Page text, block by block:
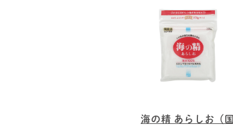
海の精 あらしお（国